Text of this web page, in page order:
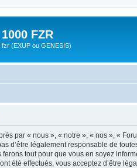
FZR
(EXUP ou GENESIS)
par « nous », « notre », « nos », «
d’être légalement responsable de
tout pour que vous en soyez
été effectués, vous acceptez d’être